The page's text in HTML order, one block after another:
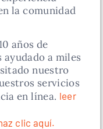
la comunidad
años de
ayudado a miles
nuestro
servicios
en línea. leer
clic aquí.